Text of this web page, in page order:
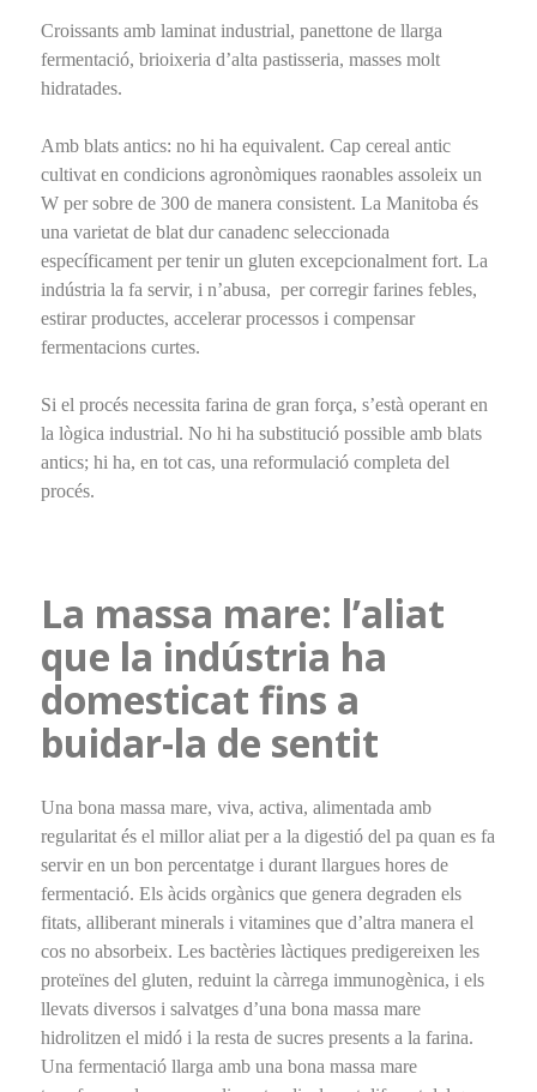
Croissants amb laminat industrial, panettone de llarga
fermentació, brioixeria d’alta pastisseria, masses molt
hidratades.
Amb blats antics: no hi ha equivalent. Cap cereal antic
cultivat en condicions agronòmiques raonables assoleix un
W per sobre de 300 de manera consistent. La Manitoba és
una varietat de blat dur canadenc seleccionada
específicament per tenir un gluten excepcionalment fort. La
indústria la fa servir, i n’abusa, per corregir farines febles,
estirar productes, accelerar processos i compensar
fermentacions curtes.
Si el procés necessita farina de gran força, s’està operant en
la lògica industrial. No hi ha substitució possible amb blats
antics; hi ha, en tot cas, una reformulació completa del
procés.
La massa mare: l’aliat
que la indústria ha
domesticat fins a
buidar-la de sentit
Una bona massa mare, viva, activa, alimentada amb
regularitat és el millor aliat per a la digestió del pa quan es fa
servir en un bon percentatge i durant llargues hores de
fermentació. Els àcids orgànics que genera degraden els
fitats, alliberant minerals i vitamines que d’altra manera el
cos no absorbeix. Les bactèries làctiques predigereixen les
proteïnes del gluten, reduint la càrrega immunogènica, i els
llevats diversos i salvatges d’una bona massa mare
hidrolitzen el midó i la resta de sucres presents a la farina.
Una fermentació llarga amb una bona massa mare